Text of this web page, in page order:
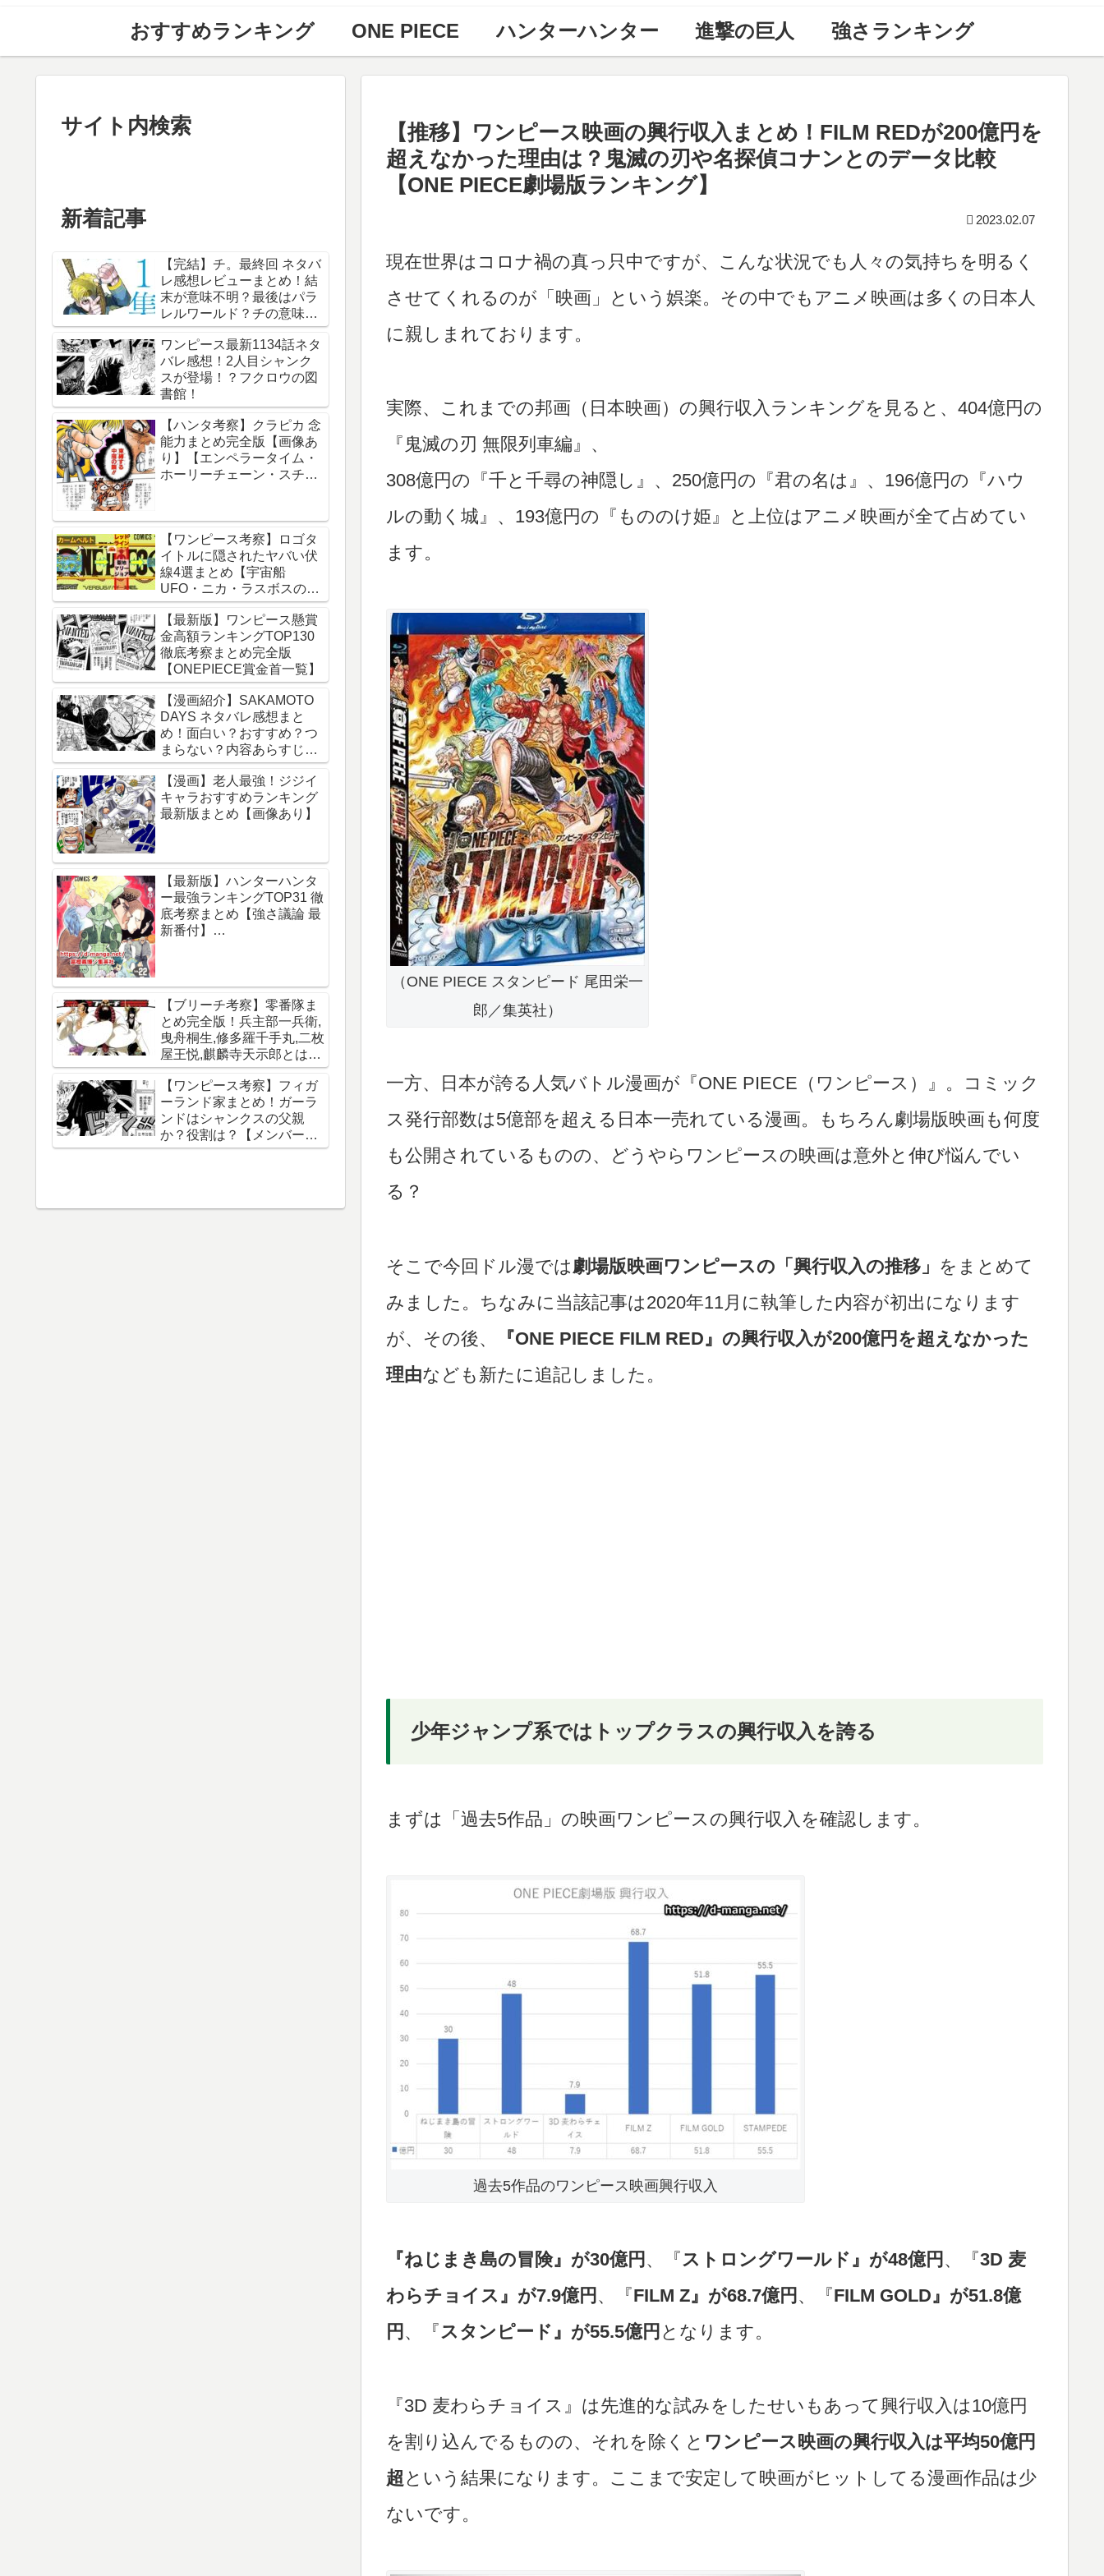
おすすめランキング ONE PIECE ハンターハンター 進撃の巨人 強さランキング
【推移】ワンピース映画の興行収入まとめ！FILM REDが200億円を
超えなかった理由は？鬼滅の刃や名探偵コナンとのデータ比較
【ONE PIECE劇場版ランキング】
2023.02.07
現在世界はコロナ禍の真っ只中ですが、こんな状況でも人々の気持ちを明るく
させてくれるのが「映画」という娯楽。その中でもアニメ映画は多くの日本人
に親しまれております。
実際、これまでの邦画（日本映画）の興行収入ランキングを見ると、404億円の
『鬼滅の刃 無限列車編』、
308億円の『千と千尋の神隠し』、250億円の『君の名は』、196億円の『ハウ
ルの動く城』、193億円の『もののけ姫』と上位はアニメ映画が全て占めてい
ます。
（ONE PIECE スタンピード 尾田栄一
郎／集英社）
一方、日本が誇る人気バトル漫画が『ONE PIECE（ワンピース）』。コミック
ス発行部数は5億部を超える日本一売れている漫画。もちろん劇場版映画も何度
も公開されているものの、どうやらワンピースの映画は意外と伸び悩んでい
る？
そこで今回ドル漫では劇場版映画ワンピースの「興行収入の推移」 をまとめて
みました。ちなみに当該記事は2020年11月に執筆した内容が初出になります
が、その後、
『ONE PIECE FILM RED』の興行収入が200億円を超えなかった
理由なども新たに追記しました。
少年ジャンプ系ではトップクラスの興行収入を誇る
まずは「過去5作品」の映画ワンピースの興行収入を確認します。
過去5作品のワンピース映画興行収入
『ねじまき島の冒険』が30億円 、『ストロングワールド』が48億円 、『3D 麦
わらチョイス』が7.9億円 、『FILM Z』が68.7億円 、『FILM GOLD』が51.8億
円 、『スタンピード』が55.5億円 となります。
『3D 麦わらチョイス』は先進的な試みをしたせいもあって興行収入は10億円
を割り込んでるものの、それを除くと ワンピース映画の興行収入は平均50億円
超 という結果になります。ここまで安定して映画がヒットしてる漫画作品は少
ないです。
サイト内検索
新着記事
【完結】チ。最終回 ネタバ
レ感想レビューまとめ！結
末が意味不明？最後はパラ
レルワールド？チの意味
は？内容あらすじは？アル
ベルト・ブルゼフスキと
は？【総合評価評判】【地
球の運動について】
ワンピース最新1134話ネタ
バレ感想！2人目シャンク
スが登場！？フクロウの図
書館！
【ハンタ考察】クラピカ 念
能力まとめ完全版【画像あ
り】【エンペラータイム・
ホーリーチェーン・スチー
ン】
【ワンピース考察】ロゴタ
イトルに隠されたヤバい伏
線4選まとめ【宇宙船
UFO・ニカ・ラスボスのイ
ム様・グランドライン】
【最新版】ワンピース懸賞
金高額ランキングTOP130
徹底考察まとめ完全版
【ONEPIECE賞金首一覧】
【漫画紹介】SAKAMOTO
DAYS ネタバレ感想まと
め！面白い？おすすめ？つ
まらない？内容あらすじレ
ビュー【サカモトデイズ】
【漫画】老人最強！ジジイ
キャラおすすめランキング
最新版まとめ【画像あり】
【最新版】ハンターハンタ
ー最強ランキングTOP31 徹
底考察まとめ【強さ議論 最
新番付】
【ブリーチ考察】零番隊ま
とめ完全版！兵主部一兵衛,
曳舟桐生,修多羅千手丸,二枚
屋王悦,麒麟寺天示郎とは？
王鍵とは？異名は？声優CV
は？必殺技は？【霊王宮】
【泉湯鬼・穀王・刀神・大
織守・まなこ和尚】
【ワンピース考察】フィガ
ーランド家まとめ！ガーラ
ンドはシャンクスの父親
か？役割は？【メンバー一
覧】